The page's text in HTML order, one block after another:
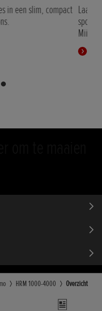
in een slim, compact
HRM 1000-4000 Overzicht